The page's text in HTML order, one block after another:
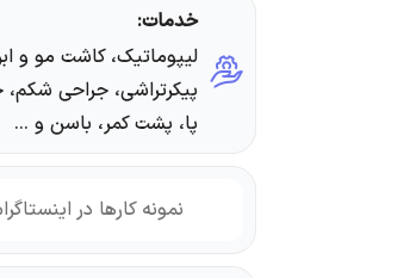
خدمات:
لیپوماتیک، کاشت مو و
پیکرتراشی، جراحی
پا، پشت کمر، باسن و ...
نمونه کارها در